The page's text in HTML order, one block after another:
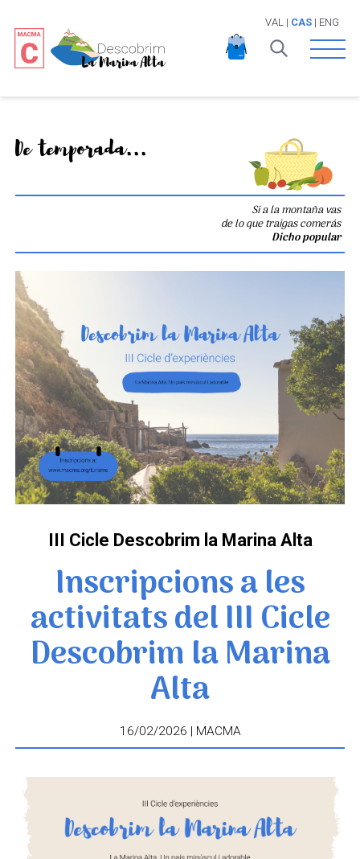
VAL | CAS| ENG
Open
De temporada...
Si a la montaña vas
de lo que traigas comerás
Dicho popular
III Cicle Descobrim la Marina Alta
Inscripcions a les
activitats del III Cicle
Descobrim la Marina
Alta
16/02/2026 | MACMA